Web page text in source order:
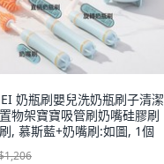
奶瓶刷嬰兒洗奶瓶刷子清潔
物架寶寶吸管刷奶嘴硅膠刷
, 慕斯藍+奶嘴刷:如圖, 1個